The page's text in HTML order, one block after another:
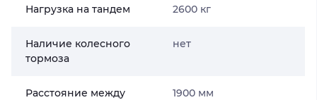
Нагрузка на тандем 2600 кг
Наличие колесного
тормоза
нет
Расстояние между
1900 мм